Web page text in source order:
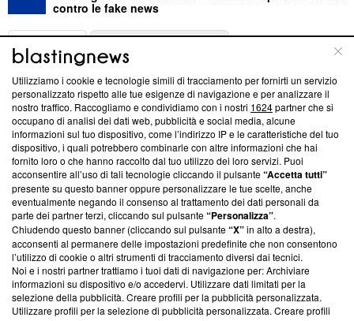
contro le fake news
ABOUT
Questa sezione offre informazioni trasparenti su Blasting
News, sui nostri processi editoriali e su come ci impegniamo a
creare news di qualità. Inoltre, afferma la nostra aderenza a
‘Trust Project - News with Integrity’Blasting News non è
ancora membro del programma, ma ha richiesto di farne
parte; Trust Project non ha ancora effettuato una verifica di
conformità agli standard.
Su di noi
Team editoriale
Corporate
Redazione
Utilizziamo i cookie e tecnologie simili di tracciamento per fornirti un servizio
personalizzato rispetto alle tue esigenze di navigazione e per analizzare il
nostro traffico. Raccogliamo e condividiamo con i nostri 1624partner che si
occupano di analisi dei dati web, pubblicità e social media, alcune
informazioni sul tuo dispositivo, come l’indirizzo IP e le caratteristiche del tuo
dispositivo, i quali potrebbero combinarle con altre informazioni che hai
fornito loro o che hanno raccolto dal tuo utilizzo dei loro servizi. Puoi
acconsentire all’uso di tali tecnologie cliccando il pulsante“Accetta tutti”
presente su questo banner oppure personalizzare le tue scelte, anche
eventualmente negando il consenso al trattamento dei dati personali da
parte dei partner terzi, cliccando sul pulsante“Personalizza”.
Chiudendo questo banner (cliccando sul pulsante“X”in alto a destra),
acconsenti al permanere delle impostazioni predefinite che non consentono
l’utilizzo di cookie o altri strumenti di tracciamento diversi dai tecnici.
Noi e i nostri partner trattiamo i tuoi dati di navigazione per: Archiviare
informazioni su dispositivo e/o accedervi. Utilizzare dati limitati per la
selezione della pubblicità. Creare profili per la pubblicità personalizzata.
Utilizzare profili per la selezione di pubblicità personalizzata. Creare profili